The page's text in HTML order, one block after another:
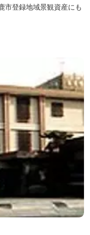
市登録地域景観資産にも